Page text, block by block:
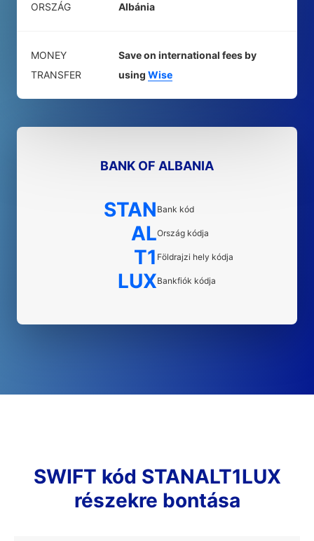
ORSZÁG Albánia
MONEY
TRANSFER
Save on international fees by
using Wise
BANK OF ALBANIA
STAN Bank kód
ALOrszág kódja
T1 Földrajzi hely kódja
LUXBankfiók kódja
SWIFT kód STANALT1LUX
részekre bontása